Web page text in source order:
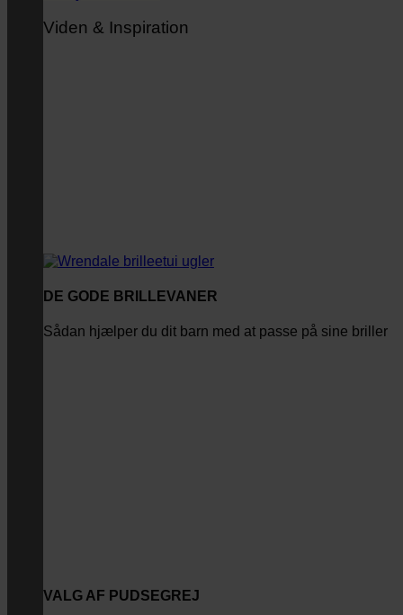
Viden & Inspiration
DE GODE BRILLEVANER
Sådan hjælper du dit barn med at passe på sine briller
VALG AF PUDSEGREJ